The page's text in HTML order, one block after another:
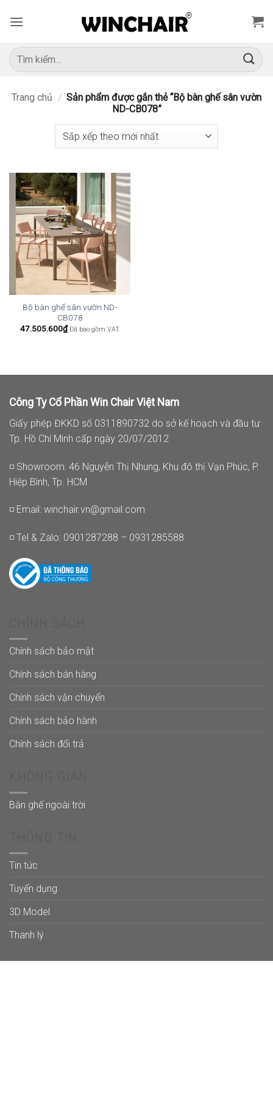
qua
dung
Tìm
kiếm:
Trang chủ / Sản phẩm được gắn thẻ “Bộ bàn ghế sân vườn
ND-CB078”
Bộ bàn ghế sân vườn ND-
CB078
47.505.600₫ Đã bao gồm VAT
Công Ty Cổ Phần Win Chair Việt Nam
Giấy phép ĐKKD số 0311890732 do sở kế hoạch và đầu tư
Tp. Hồ Chí Minh cấp ngày 20/07/2012
◽ Showroom: 46 Nguyễn Thị Nhung, Khu đô thị Vạn Phúc, P.
Hiệp Bình, Tp. HCM
◽ Email: winchair.vn@gmail.com
◽ Tel & Zalo: 0901287288 – 0931285588
Chính sách bảo mật
Chính sách bán hàng
Chính sách vận chuyển
Chính sách bảo hành
Chính sách đổi trả
Bàn ghế ngoài trời
Tin tức
Tuyển dụng
3D Model
Thanh lý